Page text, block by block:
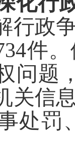
行政
件。
问题
关信
处罚